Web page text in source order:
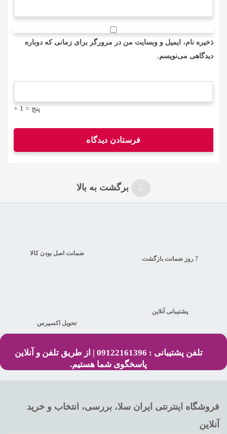
ذخیره نام، ایمیل و وبسایت من در مرورگر برای زمانی که دوباره
دیدگاهی می‌نویسم.
+ 1 = پنج
برگشت به بالا
ضمانت اصل بودن کالا
7 روز ضمانت بازگشت
تحویل اکسپرس
پشتیبانی آنلاین
تلفن پشتیبانی : 09122161396 | از طریق تلفن و آنلاین
پاسخگوی شما هستیم.
فروشگاه اینترنتی ایران سلا، بررسی، انتخاب و خرید
آنلاین